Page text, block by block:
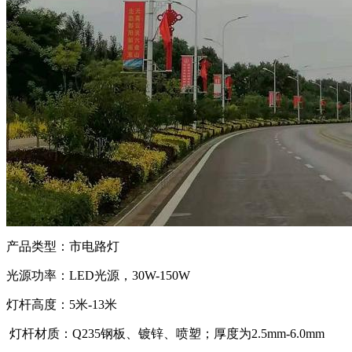
产品类型：市电
光源功率：LED光源，30W-150W
灯杆高度：5米-13米
灯杆材质：Q235钢板、镀锌、喷塑；厚度为2.5mm-6.0mm